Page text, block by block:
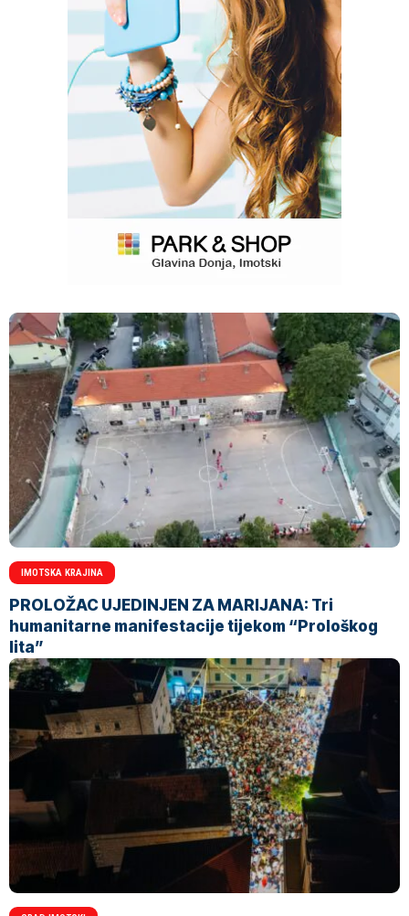
IMOTSKA KRAJINA
PROLOŽAC UJEDINJEN ZA MARIJANA: Tri
humanitarne manifestacije tijekom “Prološkog
lita”